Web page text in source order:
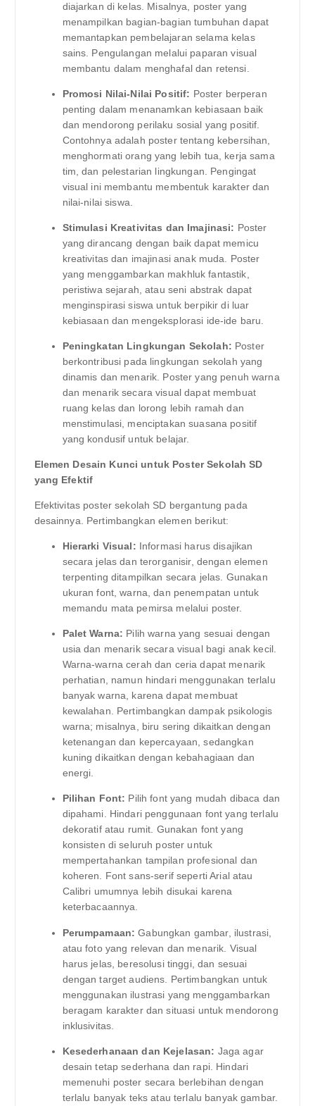
diajarkan di kelas. Misalnya, poster yang
menampilkan bagian-bagian tumbuhan dapat
memantapkan pembelajaran selama kelas
sains. Pengulangan melalui paparan visual
membantu dalam menghafal dan retensi.
Promosi Nilai-Nilai Positif: Poster berperan
penting dalam menanamkan kebiasaan baik
dan mendorong perilaku sosial yang positif.
Contohnya adalah poster tentang kebersihan,
menghormati orang yang lebih tua, kerja sama
tim, dan pelestarian lingkungan. Pengingat
visual ini membantu membentuk karakter dan
nilai-nilai siswa.
Stimulasi Kreativitas dan Imajinasi: Poster
yang dirancang dengan baik dapat memicu
kreativitas dan imajinasi anak muda. Poster
yang menggambarkan makhluk fantastik,
peristiwa sejarah, atau seni abstrak dapat
menginspirasi siswa untuk berpikir di luar
kebiasaan dan mengeksplorasi ide-ide baru.
Peningkatan Lingkungan Sekolah: Poster
berkontribusi pada lingkungan sekolah yang
dinamis dan menarik. Poster yang penuh warna
dan menarik secara visual dapat membuat
ruang kelas dan lorong lebih ramah dan
menstimulasi, menciptakan suasana positif
yang kondusif untuk belajar.
Elemen Desain Kunci untuk Poster Sekolah SD
yang Efektif
Efektivitas poster sekolah SD bergantung pada
desainnya. Pertimbangkan elemen berikut:
Hierarki Visual: Informasi harus disajikan
secara jelas dan terorganisir, dengan elemen
terpenting ditampilkan secara jelas. Gunakan
ukuran font, warna, dan penempatan untuk
memandu mata pemirsa melalui poster.
Palet Warna: Pilih warna yang sesuai dengan
usia dan menarik secara visual bagi anak kecil.
Warna-warna cerah dan ceria dapat menarik
perhatian, namun hindari menggunakan terlalu
banyak warna, karena dapat membuat
kewalahan. Pertimbangkan dampak psikologis
warna; misalnya, biru sering dikaitkan dengan
ketenangan dan kepercayaan, sedangkan
kuning dikaitkan dengan kebahagiaan dan
energi.
Pilihan Font: Pilih font yang mudah dibaca dan
dipahami. Hindari penggunaan font yang terlalu
dekoratif atau rumit. Gunakan font yang
konsisten di seluruh poster untuk
mempertahankan tampilan profesional dan
koheren. Font sans-serif seperti Arial atau
Calibri umumnya lebih disukai karena
keterbacaannya.
Perumpamaan: Gabungkan gambar, ilustrasi,
atau foto yang relevan dan menarik. Visual
harus jelas, beresolusi tinggi, dan sesuai
dengan target audiens. Pertimbangkan untuk
menggunakan ilustrasi yang menggambarkan
beragam karakter dan situasi untuk mendorong
inklusivitas.
Kesederhanaan dan Kejelasan: Jaga agar
desain tetap sederhana dan rapi. Hindari
memenuhi poster secara berlebihan dengan
terlalu banyak teks atau terlalu banyak gambar.